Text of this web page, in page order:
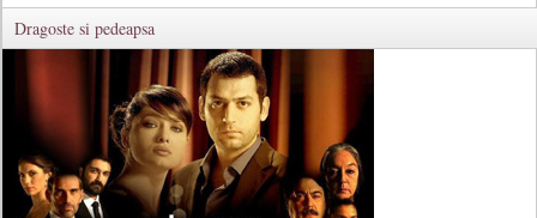
Dragoste si pedeapsa